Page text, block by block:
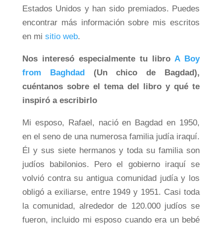
Estados Unidos y han sido premiados. Puedes
encontrar más información sobre mis escritos
en mi sitio web.
Nos interesó especialmente tu libro A Boy
from Baghdad(Un chico de Bagdad),
cuéntanos sobre el tema del libro y qué te
inspiró a escribirlo
Mi esposo, Rafael, nació en Bagdad en 1950,
en el seno de una numerosa familia judía iraquí.
Él y sus siete hermanos y toda su familia son
judíos babilonios. Pero el gobierno iraquí se
volvió contra su antigua comunidad judía y los
obligó a exiliarse, entre 1949 y 1951. Casi toda
la comunidad, alrededor de 120.000 judíos se
fueron, incluido mi esposo cuando era un bebé